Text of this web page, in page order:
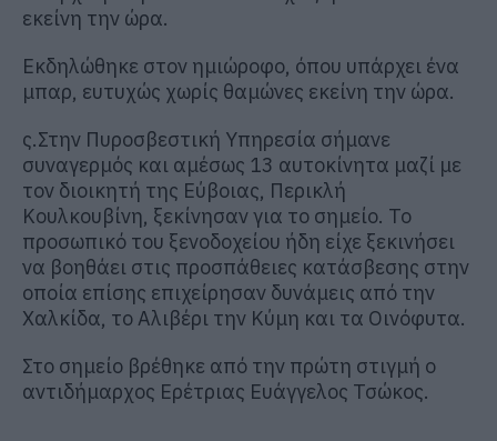
εκείνη την ώρα.
Εκδηλώθηκε στον ημιώροφο, όπου υπάρχει ένα
μπαρ, ευτυχώς χωρίς θαμώνες εκείνη την ώρα.
ς.Στην Πυροσβεστική Υπηρεσία σήμανε
συναγερμός και αμέσως 13 αυτοκίνητα μαζί με
τον διοικητή της Εύβοιας, Περικλή
Κουλκουβίνη, ξεκίνησαν για το σημείο. Το
προσωπικό του ξενοδοχείου ήδη είχε ξεκινήσει
να βοηθάει στις προσπάθειες κατάσβεσης στην
οποία επίσης επιχείρησαν δυνάμεις από την
Χαλκίδα, το Αλιβέρι την Κύμη και τα Οινόφυτα.
Στο σημείο βρέθηκε από την πρώτη στιγμή ο
αντιδήμαρχος Ερέτριας Ευάγγελος Τσώκος.